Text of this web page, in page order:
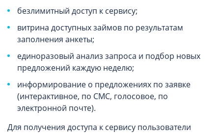
безлимитный доступ к сервису;
витрина доступных займов по результатам
заполнения анкеты;
единоразовый анализ запроса и подбор новых
предложений каждую неделю;
информирование о предложениях по заявке
(интерактивное, по СМС, голосовое, по
электронной почте).
Для получения доступа к сервису пользователи